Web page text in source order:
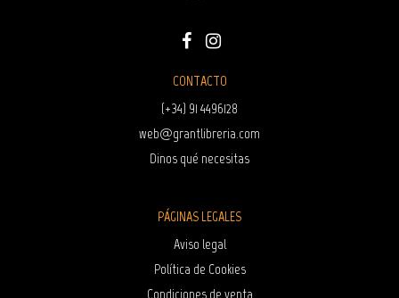
CONTACTO
(+34) 91 4496128
web@grantlibreria.com
Dinos qué necesitas
PÁGINAS LEGALES
Aviso legal
Política de Cookies
Condiciones de venta